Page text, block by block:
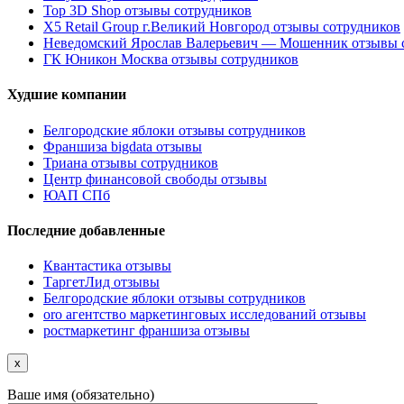
Top 3D Shop отзывы сотрудников
X5 Retail Group г.Великий Новгород отзывы сотрудников
Неведомский Ярослав Валерьевич — Мошенник отзывы
ГК Юникон Москва отзывы сотрудников
Худшие компании
Белгородские яблоки отзывы сотрудников
Франшиза bigdata отзывы
Триана отзывы сотрудников
Центр финансовой свободы отзывы
ЮАП СПб
Последние добавленные
Квантастика отзывы
ТаргетЛид отзывы
Белгородские яблоки отзывы сотрудников
oro агентство маркетинговых исследований отзывы
ростмаркетинг франшиза отзывы
x
Ваше имя (обязательно)